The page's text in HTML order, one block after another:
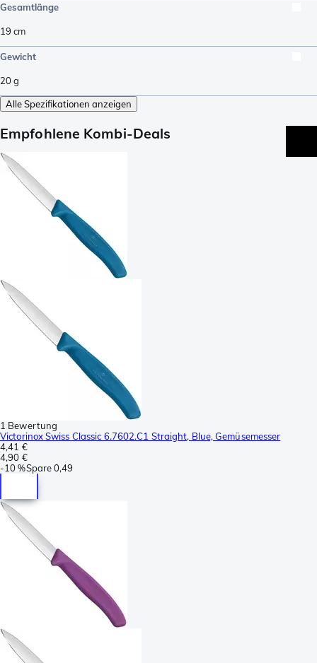
Gesamtlänge
19 cm
Gewicht
20g
Alle Spezifikationen anzeigen
Empfohlene Kombi-Deals
1 Bewertung
Victorinox Swiss Classic 6.7602.C1 Straight, Blue, Gemüsemesser
4,41 €
4,90 €
-10 %Spare0,49